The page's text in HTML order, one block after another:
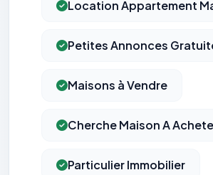
Location Appartement
Petites Annonces
Maisons à Vendre
Cherche Maison A
Particulier Immobilier